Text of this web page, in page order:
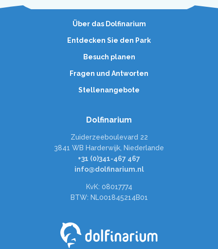
Über das Dolfinarium
Entdecken Sie den Park
Besuch planen
Fragen und Antworten
Stellenangebote
Dolfinarium
Zuiderzeeboulevard 22
3841 WB Harderwijk, Niederlande
+31 (0)341-467 467
info@dolfinarium.nl
KvK: 08017774
BTW: NL001845214B01